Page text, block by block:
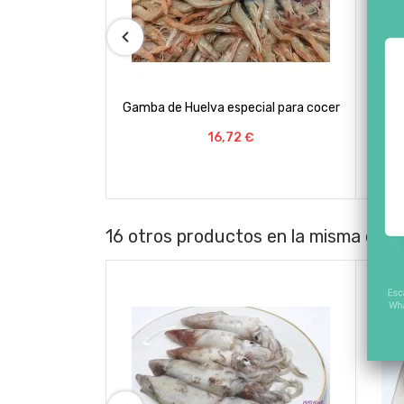
Gambas de Huelva para plancha
Precio
31,68 €
16 otros productos en la misma